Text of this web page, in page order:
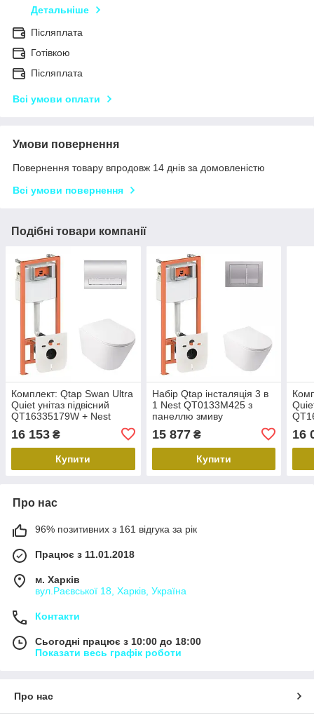
Детальніше
Післяплата
Готівкою
Післяплата
Всі умови оплати
Умови повернення
Повернення товару впродовж 14 днів за домовленістю
Всі умови повернення
Подібні товари компанії
Комплект: Qtap Swan Ultra
Quiet унітаз підвісний
QT16335179W + Nest
(лінійна клавіша
16 153 ₴
Купити
Набір Qtap інсталяція 3 в
1 Nest QT0133M425 з
панеллю змиву
QT0111M06029SAT +
унітаз з сидінням
15 877₴
Купити
16
Про нас
96% позитивних з 161 відгука за рік
Працює з 11.01.2018
м. Харків
вул.Раєвської 18, Харків, Україна
Контакти
Сьогодні працює з 10:00 до 18:00
Показати весь графік роботи
Про нас